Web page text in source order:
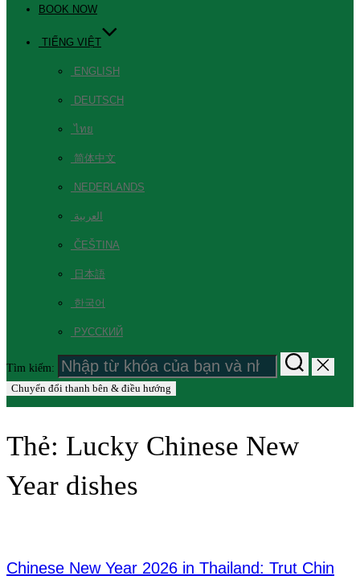
BOOK NOW
TIẾNG VIỆT
ENGLISH
DEUTSCH
ไทย
简体中文
NEDERLANDS
العربية
ČEŠTINA
日本語
한국어
РУССКИЙ
Tìm kiếm:
Chuyển đổi thanh bên & điều hướng
Thẻ: Lucky Chinese New
Year dishes
Chinese New Year 2026 in Thailand: Trut Chin